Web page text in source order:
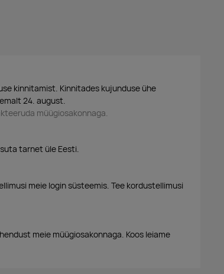
kinnitamist. Kinnitades kujunduse ühe
24. august.
müügiosakonnaga.
tarnet üle Eesti.
meie login süsteemis. Tee kordustellimusi
meie müügiosakonnaga. Koos leiame